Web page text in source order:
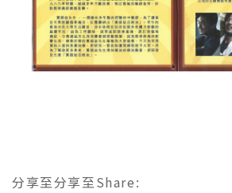
分享至分享至Share: